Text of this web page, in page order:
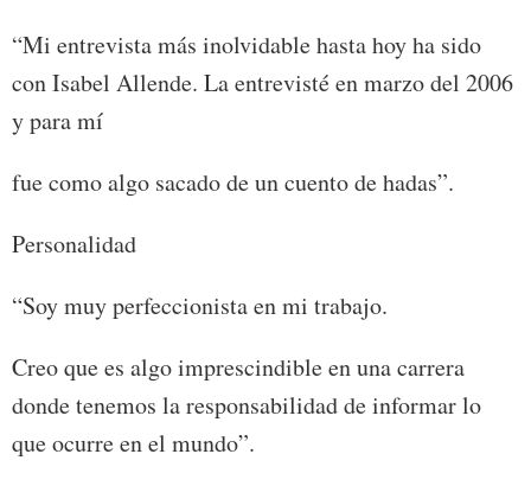
“Mi entrevista más inolvidable hasta hoy ha sido
con Isabel Allende. La entrevisté en marzo del 2006
y para mí
fue como algo sacado de un cuento de hadas”.
Personalidad
“Soy muy perfeccionista en mi trabajo.
Creo que es algo imprescindible en una carrera
donde tenemos la responsabilidad de informar lo
que ocurre en el mundo”.